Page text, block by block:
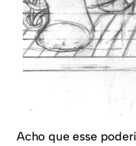
Acho que esse